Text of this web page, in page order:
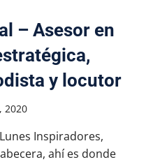
– Asesor en
y locutor
2020
Inspiradores,
ahí es donde